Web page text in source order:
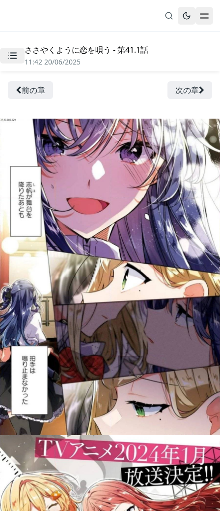
無料漫画
履歴
ささやくように恋を唄う - 第41.1話
11:42 20/06/2025
前の章 次の章